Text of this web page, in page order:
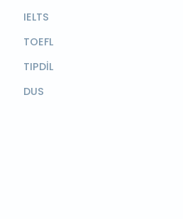
IELTS
TOEFL
TIPDİL
DUS